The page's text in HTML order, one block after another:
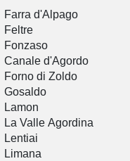
Farra d'Alpago
Feltre
Fonzaso
Canale d'Agordo
Forno di Zoldo
Gosaldo
Lamon
La Valle Agordina
Lentiai
Limana